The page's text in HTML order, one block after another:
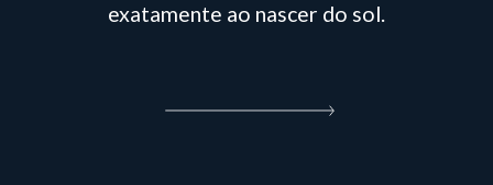
exatamente ao nascer do sol.